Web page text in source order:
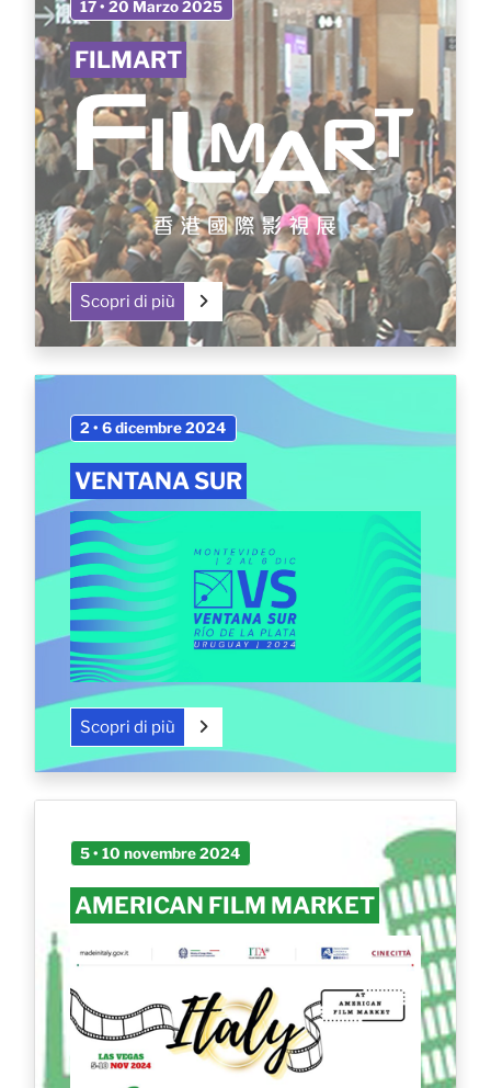
17 • 20 Marzo 2025
FILMART
Scopri di più
2 • 6 dicembre 2024
VENTANA SUR
Scopri di più
5 • 10 novembre 2024
AMERICAN FILM MARKET